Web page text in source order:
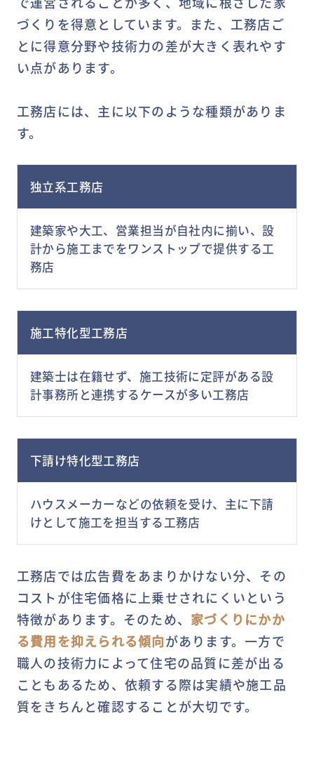
づくりを得意としています。また、工務店ご
とに得意分野や技術力の差が大きく表れやす
い点があります。
工務店には、主に以下のような種類がありま
す。
独立系工務店
建築家や大工、営業担当が自社内に揃い、設
計から施工までをワンストップで提供する工
務店
施工特化型工務店
建築士は在籍せず、施工技術に定評がある設
計事務所と連携するケースが多い工務店
下請け特化型工務店
ハウスメーカーなどの依頼を受け、主に下請
けとして施工を担当する工務店
工務店では広告費をあまりかけない分、その
コストが住宅価格に上乗せされにくいという
特徴があります。そのため、 家づくりにかか
る費用を抑えられる傾向があります。一方で
職人の技術力によって住宅の品質に差が出る
こともあるため、依頼する際は実績や施工品
質をきちんと確認することが大切です。